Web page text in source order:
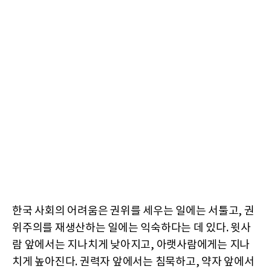
한국 사회의 어려움은 권위를 세우는 일에는 서툴고, 권
위주의를 재생산하는 일에는 익숙하다는 데 있다. 윗사
람 앞에서는 지나치게 낮아지고, 아랫사람에게는 지나
치게 높아진다. 권력자 앞에서는 침묵하고, 약자 앞에서